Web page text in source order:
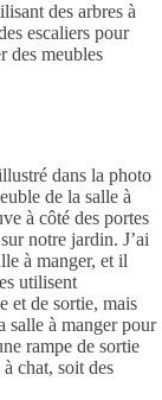
des arbres à
escaliers pour
des meubles
dans la photo
de la salle à
à côté des portes
notre jardin. J’ai
à manger, et il
utilisent
et de sortie, mais
salle à manger pour
rampe de sortie
chat, soit des